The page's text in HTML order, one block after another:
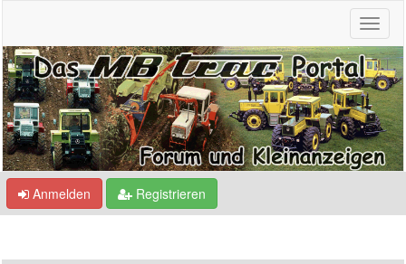
Anmelden Registrieren